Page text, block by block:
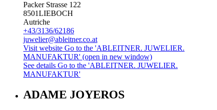
Packer Strasse 122
8501LIEBOCH
Autriche
+43/3136/62186
juwelier@ableitner.co.at
Visit website Go to the 'ABLEITNER. JUWELIER.
MANUFAKTUR' (open in new window)
See details Go to the 'ABLEITNER. JUWELIER.
MANUFAKTUR'
ADAME JOYEROS